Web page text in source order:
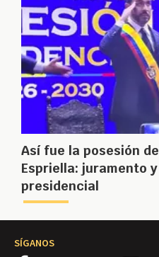
Así fue la posesión
Espriella: juramento
presidencial
SÍGANOS